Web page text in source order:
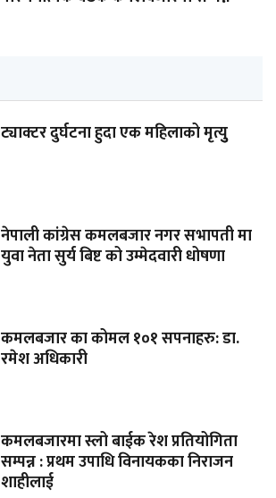
ट्याक्टर दुर्घटना हुदा एक महिलाको मृत्युु
नेपाली कांग्रेस कमलबजार नगर सभापती मा
युवा नेता सुर्य बिष्ट को उम्मेदवारी धोषणा
कमलबजार का कोमल १०१ सपनाहरु: डा.
रमेश अधिकारी
कमलबजारमा स्लो बाईक रेश प्रतियोगिता
सम्पन्न : प्रथम उपाधि विनायकका निराजन
शाहीलाई